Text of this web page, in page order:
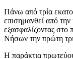
Πάνω από τρία
επισημανθεί από την
εξασφαλίζοντας
Νήσων την πρώτη
Η παράκτια